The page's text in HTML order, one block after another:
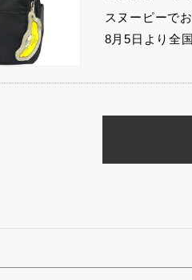
スヌーピーで
8月5日より全